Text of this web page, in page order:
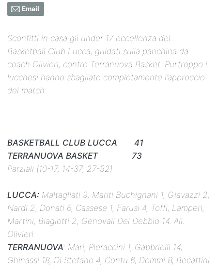
Email
Sconfitti in casa gli under 17 eccellenza del
Basketball Club Lucca, guidati sulla panchina da
coach Olivieri, contro Terranuova Basket. Purtroppo i
lucchesi hanno sbagliato completamente l’approccio
del match
BASKETBALL CLUB LUCCA 41
TERRANUOVA BASKET 73
Parziali (10-17; 14-37; 27-52)
LUCCA: Maltagliati 9, Mariti Buchignani 1, Giavazzi 2,
Nardi 2, Donati 6, Cassese 1, Farusi 4, Toffi, Lamperi,
Martini, Biagiotti 2, Genovali Del Debbio 14. All.
Olivieri.
TERRANUOVA: Mari, Pieraccini 1, Gabbrielli 14,
Ghinassi 18, Di Stefano 4, Contu 6, Dommi 8, Becattini